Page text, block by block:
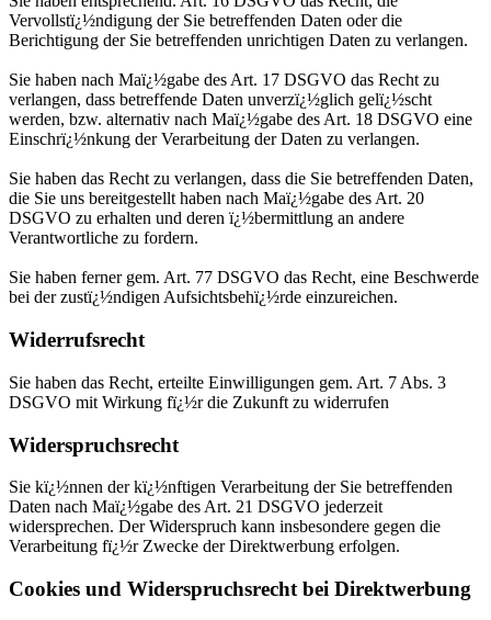
Vervollstï¿½ndigung der Sie betreffenden Daten oder die
Berichtigung der Sie betreffenden unrichtigen Daten zu verlangen.
Sie haben nach Maï¿½gabe des Art. 17 DSGVO das Recht zu
verlangen, dass betreffende Daten unverzï¿½glich gelï¿½scht
werden, bzw. alternativ nach Maï¿½gabe des Art. 18 DSGVO eine
Einschrï¿½nkung der Verarbeitung der Daten zu verlangen.
Sie haben das Recht zu verlangen, dass die Sie betreffenden Daten,
die Sie uns bereitgestellt haben nach Maï¿½gabe des Art. 20
DSGVO zu erhalten und deren ï¿½bermittlung an andere
Verantwortliche zu fordern.
Sie haben ferner gem. Art. 77 DSGVO das Recht, eine Beschwerde
bei der zustï¿½ndigen Aufsichtsbehï¿½rde einzureichen.
Widerrufsrecht
Sie haben das Recht, erteilte Einwilligungen gem. Art. 7 Abs. 3
DSGVO mit Wirkung fï¿½r die Zukunft zu widerrufen
Widerspruchsrecht
Sie kï¿½nnen der kï¿½nftigen Verarbeitung der Sie betreffenden
Daten nach Maï¿½gabe des Art. 21 DSGVO jederzeit
widersprechen. Der Widerspruch kann insbesondere gegen die
Verarbeitung fï¿½r Zwecke der Direktwerbung erfolgen.
Cookies und Widerspruchsrecht bei Direktwerbung